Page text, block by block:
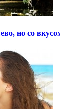
но со